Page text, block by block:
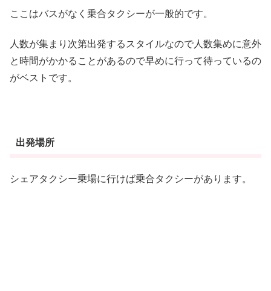
ここはバスがなく乗合タクシーが一般的です。
人数が集まり次第出発するスタイルなので人数集めに意外
と時間がかかることがあるので早めに行って待っているの
がベストです。
出発場所
シェアタクシー乗場に行けば乗合タクシーがあります。